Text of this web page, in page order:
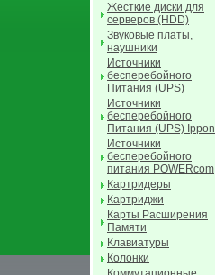
Жесткие диски для
серверов (HDD)
Звуковые платы,
наушники
Источники
бесперебойного
Питания (UPS)
Источники
бесперебойного
Питания (UPS) Ippon
Источники
бесперебойного
питания POWERcom
Картридеры
Картриджи
Карты Расширения
Памяти
Клавиатуры
Колонки